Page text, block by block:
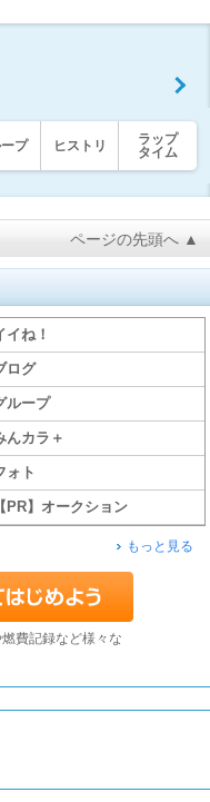
プ ヒストリ
ラップ
タイム
ページの先頭へ ▲
イね！
ログ
ループ
んカラ＋
ォト
【PR】オークション
もっと見る
費記録など様々な